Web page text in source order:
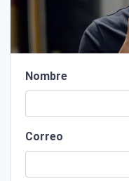
Nombre
Correo